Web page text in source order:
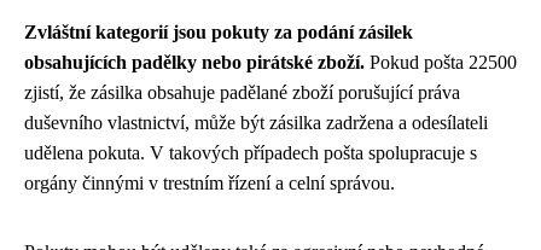
Zvláštní kategorií jsou pokuty za podání zásilek
obsahujících padělky nebo pirátské zboží. Pokud pošta 22500
zjistí, že zásilka obsahuje padělané zboží porušující práva
duševního vlastnictví, může být zásilka zadržena a odesílateli
udělena pokuta. V takových případech pošta spolupracuje s
orgány činnými v trestním řízení a celní správou.